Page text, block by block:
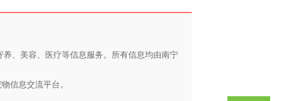
、美容、医疗等信息服务。所有信息均由南宁
信息交流平台。